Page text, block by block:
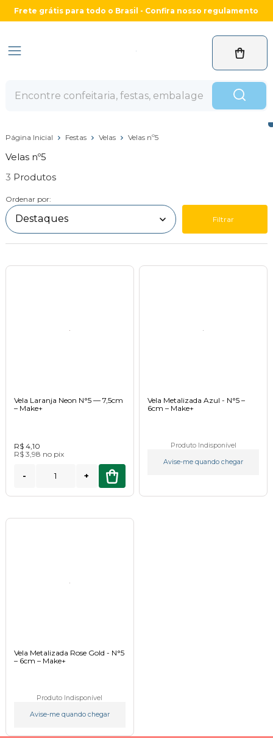
Frete grátis para todo o Brasil - Confira nosso regulamento
Página Inicial Festas Velas Velas nº5
Velas nº5
3
Ordenar por:
Filtrar
Vela Laranja Neon N°5 –– 7,5cm
– Make+
R$ 4,10
R$ 3,98 no pix
- +
Vela Metalizada Azul - N°5 –
6cm – Make+
Produto Indisponível
Avise-me quando chegar
Vela Metalizada Rose Gold - N°5
– 6cm – Make+
Produto Indisponível
Avise-me quando chegar